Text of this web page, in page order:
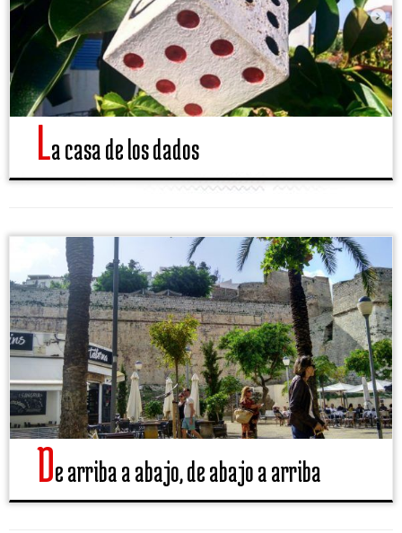
La casa de los dados
De arriba a abajo, de abajo a arriba